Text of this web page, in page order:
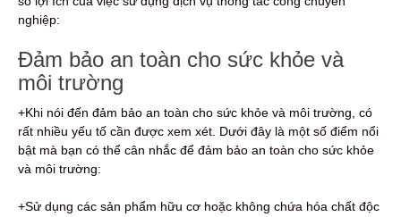
nghiệp:
Đảm bảo an toàn cho sức khỏe và
môi trường
+Khi nói đến đảm bảo an toàn cho sức khỏe và môi trường, có
rất nhiều yếu tố cần được xem xét. Dưới đây là một số điểm nổi
bật mà bạn có thể cân nhắc để đảm bảo an toàn cho sức khỏe
và môi trường:
+Sử dụng các sản phẩm hữu cơ hoặc không chứa hóa chất độc